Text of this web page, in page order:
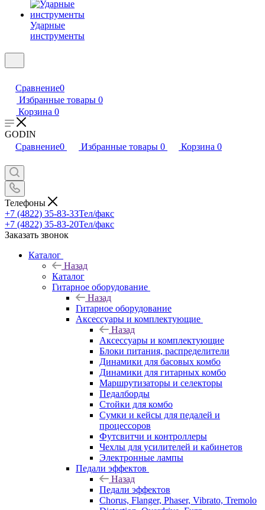
Ударные
инструменты
Сравнение0
Избранные товары 0
Корзина 0
GODIN
Сравнение0 Избранные товары 0 Корзина 0
Телефоны
+7 (4822) 35-83-33Тел/факс
+7 (4822) 35-83-20Тел/факс
Заказать звонок
Каталог
Назад
Каталог
Гитарное оборудование
Назад
Гитарное оборудование
Аксессуары и комплектующие
Назад
Аксессуары и комплектующие
Блоки питания, распределители
Динамики для басовых комбо
Динамики для гитарных комбо
Маршрутизаторы и селекторы
Педалборды
Стойки для комбо
Сумки и кейсы для педалей и
процессоров
Футсвитчи и контроллеры
Чехлы для усилителей и кабинетов
Электронные лампы
Педали эффектов
Назад
Педали эффектов
Chorus, Flanger, Phaser, Vibrato, Tremolo